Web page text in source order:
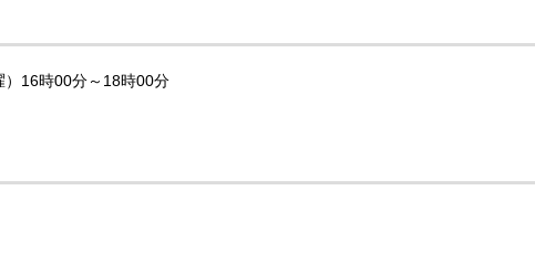
16時00分～18時00分